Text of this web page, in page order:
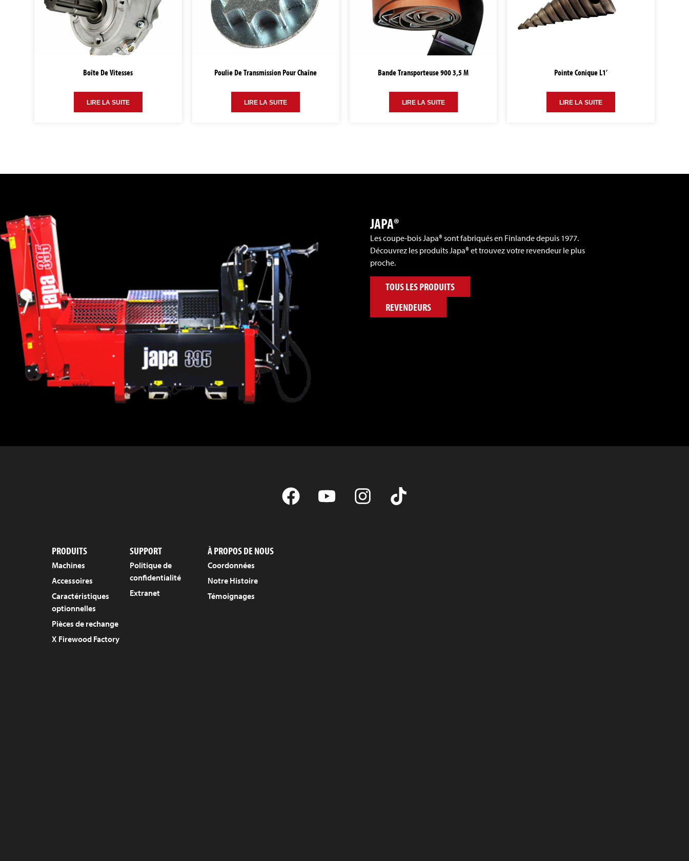
Boîte De Vitesses
LIRE LA SUITE
Poulie De Transmission Pour Chaîne
LIRE LA SUITE
Bande Transporteuse 900 3,5 M
LIRE LA SUITE
Pointe Conique L1’
LIRE LA SUITE
JAPA®
Les coupe-bois Japa® sont fabriqués en Finlande depuis 1977.
Découvrez les produits Japa® et trouvez votre revendeur le plus
proche.
TOUS LES PRODUITS
REVENDEURS
PRODUITS
Machines
Accessoires
Caractéristiques
optionnelles
Pièces de rechange
X Firewood Factory
SUPPORT
Politique de
confidentialité
Extranet
À PROPOS DE NOUS
Coordonnées
Notre Histoire
Témoignages